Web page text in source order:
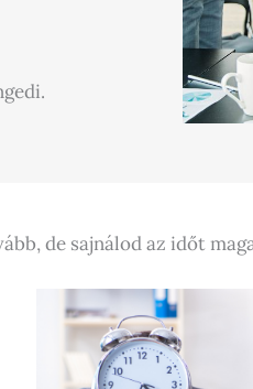
de sajnálod az időt